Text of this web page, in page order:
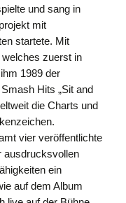
und sang in
mit
startete. Mit
welches zuerst in
1989 der
Hits „Sit and
die Charts und
vier veröffentlichte
ausdrucksvollen
ein
auf dem Album